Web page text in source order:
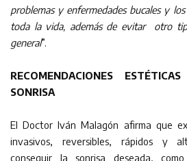
problemas y enfermedades bucales y
toda la vida, además de evitar otro
general”.
RECOMENDACIONES
SONRISA
El Doctor Iván Malagón afirma que
invasivos, reversibles, rápidos y
conseguir la sonrisa deseada,